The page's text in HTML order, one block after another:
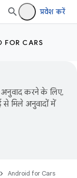
प्रवेश करें
FOR CARS
अनुवाद करने के लिए,
मिले अनुवादों में
Android for Cars